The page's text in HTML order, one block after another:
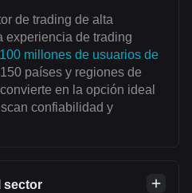
de trading de alta
experiencia de trading
millones de usuarios de
países y regiones de
en la opción ideal
confiabilidad y
sector